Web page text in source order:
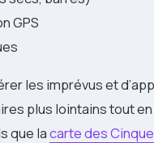
GPS
les imprévus et
plus lointains tout
que lacarte des